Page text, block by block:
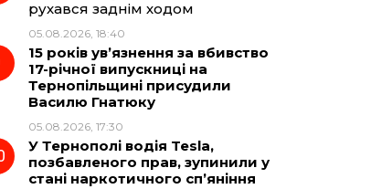
рухався заднім ходом
05.08.2026, 18:40
15 років ув’язнення за вбивство
17-річної випускниці на
Тернопільщині присудили
Василю Гнатюку
05.08.2026, 17:30
У Тернополі водія Tesla,
позбавленого прав, зупинили у
стані наркотичного сп’яніння